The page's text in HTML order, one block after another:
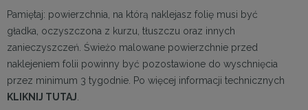
Pamiętaj: powierzchnia, na którą naklejasz folię musi być
gładka, oczyszczona z kurzu, tłuszczu oraz innych
zanieczyszczeń. Świeżo malowane powierzchnie przed
naklejeniem folii powinny być pozostawione do wyschnięcia
przez minimum 3 tygodnie. Po więcej informacji technicznych
KLIKNIJ TUTAJ